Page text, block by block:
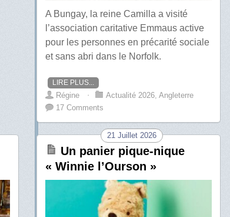
A Bungay, la reine Camilla a visité
l’association caritative Emmaus active
pour les personnes en précarité sociale
et sans abri dans le Norfolk.
LIRE PLUS...
Régine ⋅ Actualité 2026, Angleterre
17 Comments
21 Juillet 2026
Un panier pique-nique
« Winnie l’Ourson »